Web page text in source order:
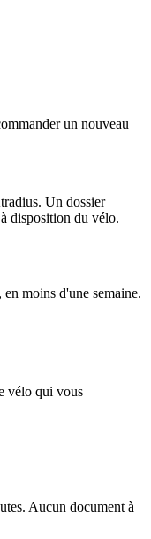
un nouveau
Un dossier
disposition du vélo.
moins d'une semaine.
vélo qui vous
Aucun document à